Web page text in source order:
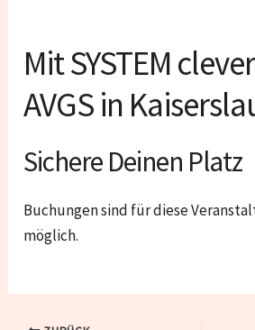
Mit SYSTEM
AVGS in
Sichere Deinen Platz
Buchungen sind für diese
möglich.